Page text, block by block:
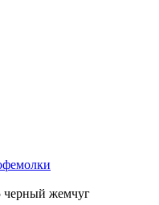
жемчуг